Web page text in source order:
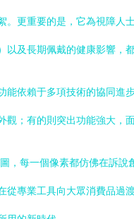
。更重要的是，它為視障人
以及長期佩戴的健康影響，
能依賴于多項技術的協同進
觀；有的則突出功能強大，
，每一個像素都仿佛在訴
從專業工具向大眾消費品過